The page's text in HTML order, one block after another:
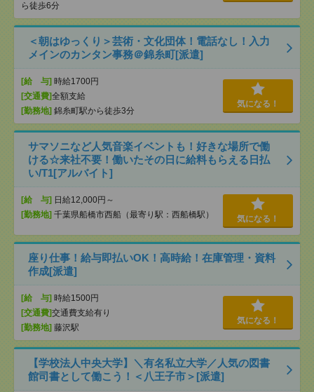
ら徒歩6分
＜朝はゆっくり＞芸術・文化団体！電話なし！入力
メインのカンタン事務＠錦糸町[派遣]
[給 与] 時給1700円
[交通費]全額支給
[勤務地] 錦糸町駅から徒歩3分
気になる！
サマソニなど人気音楽イベントも！好きな場所で働
ける☆来社不要！働いたその日に給料もらえる日払
い/T1[アルバイト]
[給 与] 日給12,000円～
[勤務地] 千葉県船橋市西船（最寄り駅：西船橋駅） 気になる！
座り仕事！給与即払いOK！高時給！在庫管理・資料
作成[派遣]
[給 与] 時給1500円
[交通費]交通費支給有り
[勤務地] 藤沢駅
気になる！
【学校法人中央大学】＼有名私立大学／人気の図書
館司書として働こう！＜八王子市＞[派遣]